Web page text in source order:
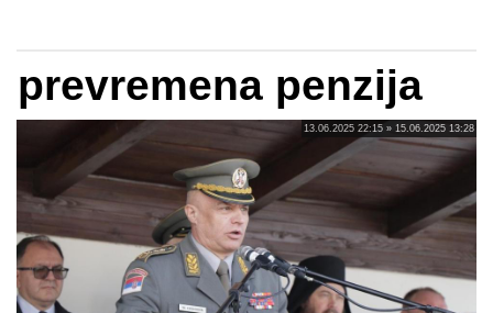
prevremena penzija
13.06.2025 22:15 » 15.06.2025 13:28